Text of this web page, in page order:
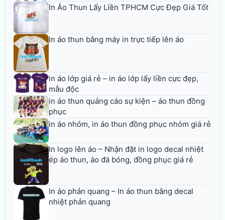
In Áo Thun Lấy Liền TPHCM Cực Đẹp Giá Tốt
In áo thun bằng máy in trực tiếp lên áo
in áo lớp giá rẻ – in áo lớp lấy liền cực đẹp,
mẫu độc
in áo thun quảng cáo sự kiện – áo thun đồng
phục
in áo nhóm, in áo thun đồng phục nhóm giá rẻ
In logo lên áo – Nhận đặt in logo decal nhiệt
ép áo thun, áo đá bóng, đồng phục giá rẻ
In áo phản quang – In áo thun bằng decal
nhiệt phản quang